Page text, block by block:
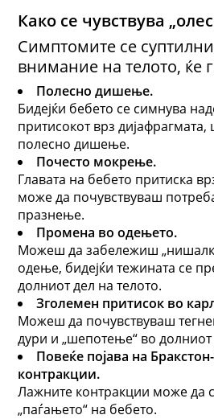
Како се чувствува
Симптомите се
внимание на телото, ќе
Полесно дишење.
Бидејќи бебето се симнува
притисокот врз
полесно дишење.
Почесто мокрење.
Главата на бебето притиска
може да почувствуваш
празнење.
Промена во одењето.
Можеш да забележиш
одење, бидејќи тежината се
долниот дел на телото.
Зголемен притисок во
Можеш да почувствуваш
дури и „шепотење“ во долниот
Повеќе појава на
контракции.
Лажните контракции може да
„паѓањето“ на бебето.